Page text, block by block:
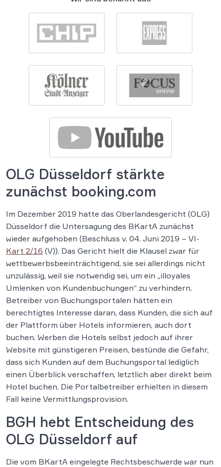
OLG Düsseldorf stärkte
zunächst booking.com
Im Dezember 2019 hatte das Oberlandesgericht (OLG)
Düsseldorf die Untersagung des BKartA zunächst
wieder aufgehoben (Beschluss v. 04. Juni 2019 – VI-
Kart 2/16 (V)). Das Gericht hielt die Klausel zwar für
wettbewerbsbeeinträchtigend, sie sei allerdings nicht
unzulässig, weil sie notwendig sei, um ein „illoyales
Umlenken von Kundenbuchungen“ zu verhindern.
Betreiber von Buchungsportalen hätten ein
berechtigtes Interesse daran, dass Kunden, die sich auf
der Plattform über Hotels informieren, auch dort
buchen. Werben die Hotels selbst jedoch auf ihrer
Website mit günstigeren Preisen, bestünde die Gefahr,
dass sich Kunden auf dem Buchungsportal lediglich
einen Überblick verschaffen, letztlich aber direkt beim
Hotel buchen. Die Portalbetreiber erhielten in diesem
Fall keine Vermittlungsprovision.
BGH hebt Entscheidung des
OLG Düsseldorf auf
Die vom BKartA eingelegte Rechtsbeschwerde war nun